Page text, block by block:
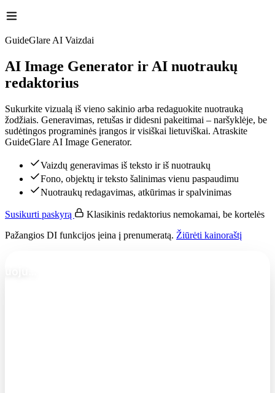
GuideGlare AI Vaizdai
AI Image Generator ir AI nuotraukų
redaktorius
Sukurkite vizualą iš vieno sakinio arba redaguokite nuotrauką
žodžiais. Generavimas, retušas ir didesni pakeitimai – naršyklėje, be
sudėtingos programinės įrangos ir visiškai lietuviškai. Atraskite
GuideGlare AI Image Generator.
Vaizdų generavimas iš teksto ir iš nuotraukų
Fono, objektų ir teksto šalinimas vienu paspaudimu
Nuotraukų redagavimas, atkūrimas ir spalvinimas
Susikurti paskyrą
Klasikinis redaktorius nemokamai, be kortelės
Pažangios DI funkcijos įeina į prenumeratą. Žiūrėti kainoraštį